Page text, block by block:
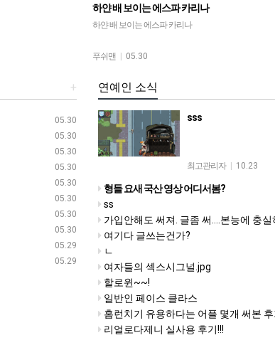
하얀 배 보이는 에스파 카리나
하얀 배 보이는 에스파 카리나
푸쉬맨 05.30
+
05.30
05.30
05.30
05.30
05.30
05.30
05.30
05.30
05.29
05.29
연예인 소식
sss
최고관리자 10.23
형들 요새 국산 영상 어디서봄?
ss
가입안해도 써져. 글좀 써....본능에 충실
여기다 글쓰는건가?
ㄴ
여자들의 섹스시그널.jpg
할로윈~~!
일반인 페이스 클라스
홈런치기 유용하다는 어플 몇개 써본 후
리얼로다제니 실사용 후기!!!